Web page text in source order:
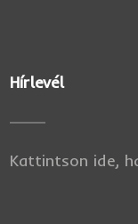
Hírlevél
Kattintson ide,